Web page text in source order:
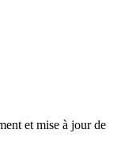
et mise à jour de